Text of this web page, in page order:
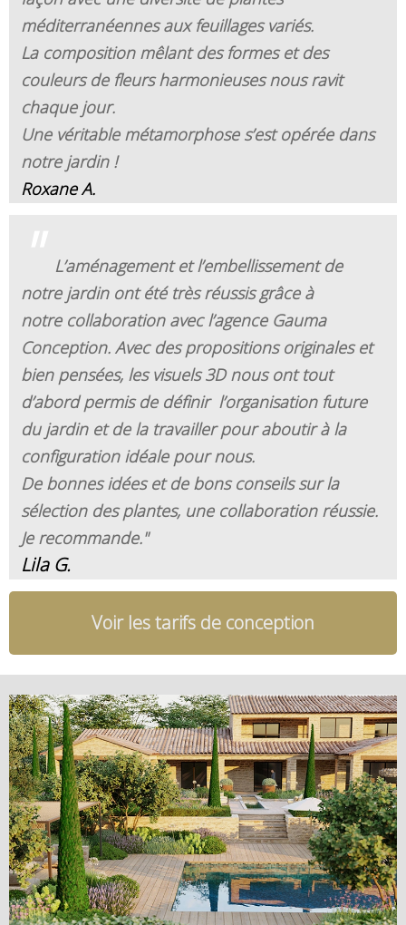
méditerranéennes aux feuillages variés.
La composition mêlant des formes et des
couleurs de fleurs harmonieuses nous ravit
chaque jour.
Une véritable métamorphose s’est opérée dans
notre jardin !
Roxane A.
L’aménagement et l’embellissement de
notre jardin ont été très réussis grâce à
notre collaboration avec l’agence Gauma
Conception. Avec des propositions originales et
bien pensées, les visuels 3D nous ont tout
d’abord permis de définir l’organisation future
du jardin et de la travailler pour aboutir à la
configuration idéale pour nous.
De bonnes idées et de bons conseils sur la
sélection des plantes, une collaboration réussie.
Je recommande."
Lila G.
Voir les tarifs de conception